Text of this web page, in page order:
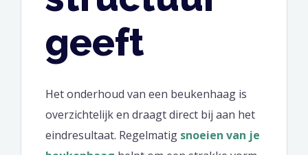
geeft
Het onderhoud van een beukenhaag is
overzichtelijk en draagt direct bij aan het
eindresultaat. Regelmatig snoeien van je